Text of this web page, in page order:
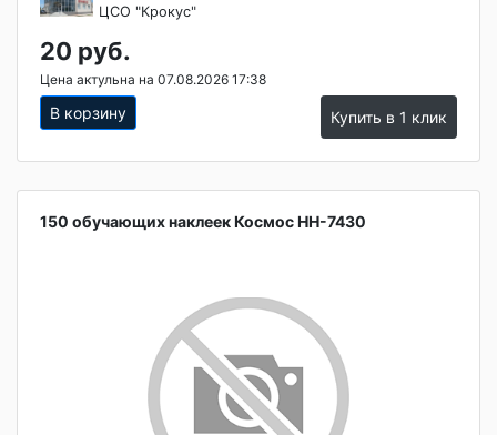
ЦСО "Крокус"
20 руб.
Цена актульна на 07.08.2026 17:38
В корзину Купить в 1 клик
150 обучающих наклеек Космос НН-7430